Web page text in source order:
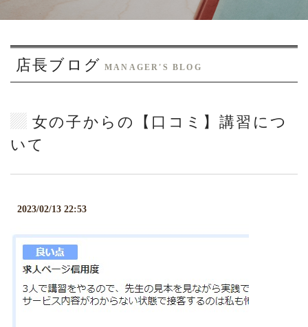
店長ブログ MANAGER'S BLOG
女の子からの【口コミ】講習につ
いて
2023/02/13 22:53